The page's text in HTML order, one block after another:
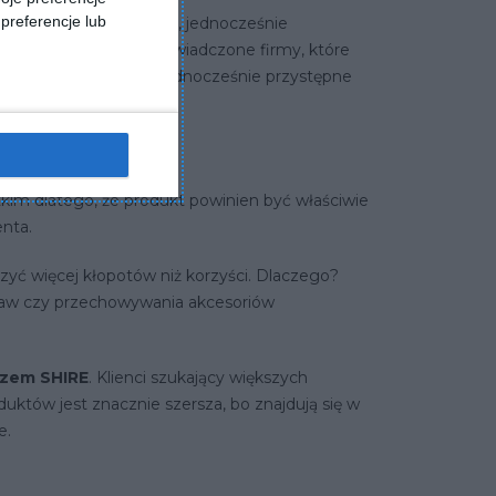
lub
cenach, jednocześnie
najbogatszych. Doświadczone firmy, które
produkty solidne i jednocześnie przystępne
dlatego, że produkt powinien być właściwie
więcej kłopotów niż korzyści. Dlaczego?
czy przechowywania akcesoriów
SHIRE. Klienci szukający większych
jest znacznie szersza, bo znajdują się w